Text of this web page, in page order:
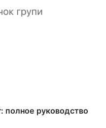
полное руководство